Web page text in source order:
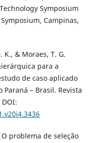
Symposium
Campinas,
K., & Moraes, T. G.
para a
de caso aplicado
– Brasil. Revista
O problema de seleção